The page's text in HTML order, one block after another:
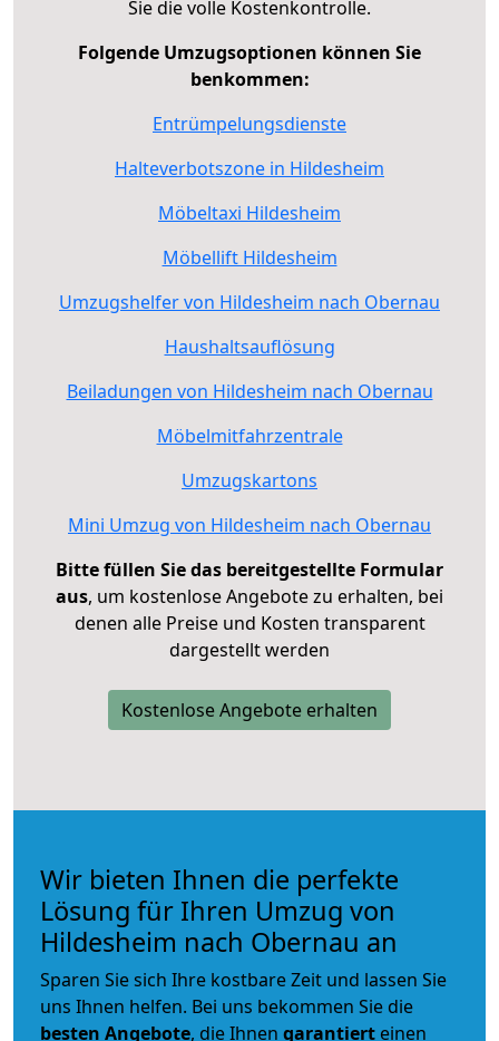
Sie die volle Kostenkontrolle.
Folgende Umzugsoptionen können Sie
benkommen:
Entrümpelungsdienste
Halteverbotszone in Hildesheim
Möbeltaxi Hildesheim
Möbellift Hildesheim
Umzugshelfer von Hildesheim nach Obernau
Haushaltsauflösung
Beiladungen von Hildesheim nach Obernau
Möbelmitfahrzentrale
Umzugskartons
Mini Umzug von Hildesheim nach Obernau
Bitte füllen Sie das bereitgestellte Formular
aus, um kostenlose Angebote zu erhalten, bei
denen alle Preise und Kosten transparent
dargestellt werden
Kostenlose Angebote erhalten
Wir bieten Ihnen die perfekte
Lösung für Ihren Umzug von
Hildesheim nach Obernau an
Sparen Sie sich Ihre kostbare Zeit und lassen Sie
uns Ihnen helfen. Bei uns bekommen Sie die
besten Angebote, die Ihnen garantiert einen